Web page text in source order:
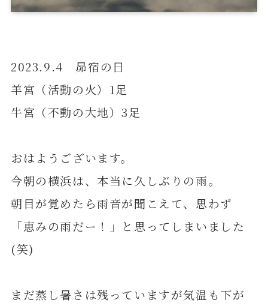
2023.9.4 昴宿の日
羊宮（活動の火）1足
牛宮（不動の大地）3足
おはようございます。
今朝の横浜は、本当に久しぶりの雨。
朝目が覚めたら雨音が聞こえて、思わず
「恵みの雨だー！」と思ってしまいました
(笑)
まだ蒸し暑さは残っていますが気温も下が